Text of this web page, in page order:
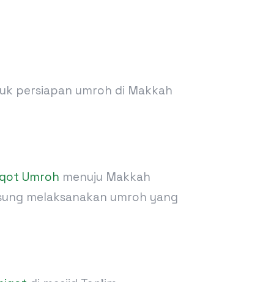
persiapan umroh di Makkah
Umroh menuju Makkah
melaksanakan umroh yang